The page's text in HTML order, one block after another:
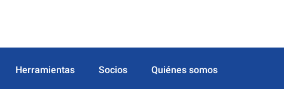
Herramientas Socios Quiénes somos